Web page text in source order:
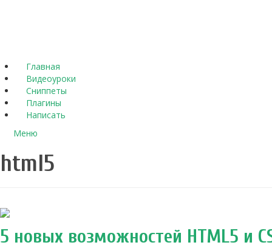
Главная
Видеоуроки
Сниппеты
Плагины
Написать
Меню
html5
5 новых возможностей HTML5 и